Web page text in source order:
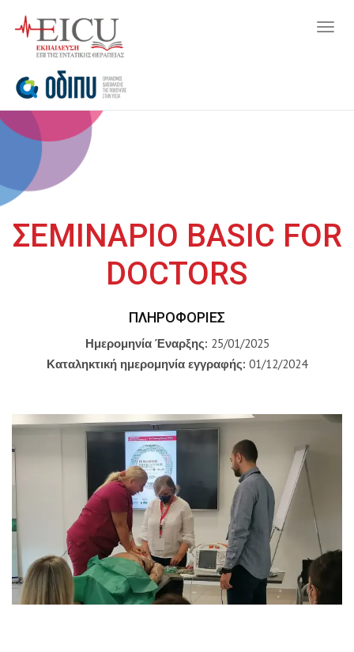
ΣΕΜΙΝΑΡΙΟ BASIC FOR
DOCTORS
ΠΛΗΡΟΦΟΡΊΕΣ
Ημερομηνία Έναρξης: 25/01/2025
Καταληκτική ημερομηνία εγγραφής: 01/12/2024